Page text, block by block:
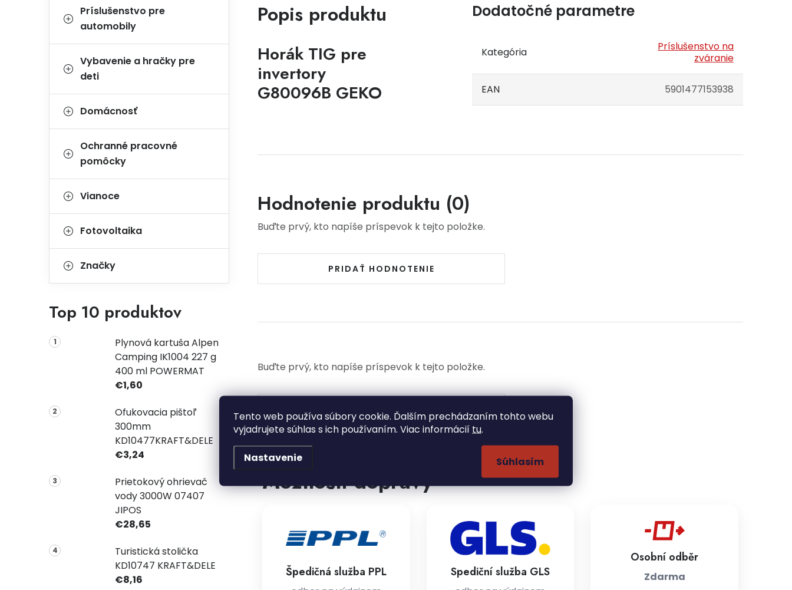
Tento web používa súbory cookie. Ďalším prechádzaním tohto webu
vyjadrujete súhlas s ich používaním. Viac informácií tu.
Nastavenie Súhlasím
Príslušenstvo pre
automobily
Vybavenie a hračky pre
deti
Domácnosť
Ochranné pracovné
pomôcky
Vianoce
Fotovoltaika
Značky
Top 10 produktov
Plynová kartuša Alpen
Camping IK1004 227 g
400 ml POWERMAT
€1,60
Ofukovacia pištoľ
300mm
KD10477KRAFT&DELE
€3,24
Prietokový ohrievač
vody 3000W 07407
JIPOS
€28,65
Turistická stolička
KD10747 KRAFT&DELE
€8,16
Popis produktu
Horák TIG pre
invertory
G80096B GEKO
Dodatočné parametre
Kategória
Príslušenstvo na
zváranie
EAN 5901477153938
Hodnotenie produktu (0)
Buďte prvý, kto napíše príspevok k tejto položke.
PRIDAŤ HODNOTENIE
Buďte prvý, kto napíše príspevok k tejto položke.
PRIDAŤ KOMENTÁR
Možnosti dopravy
Špedičná služba PPL Spediční služba GLS
Osobní odběr
Zdarma